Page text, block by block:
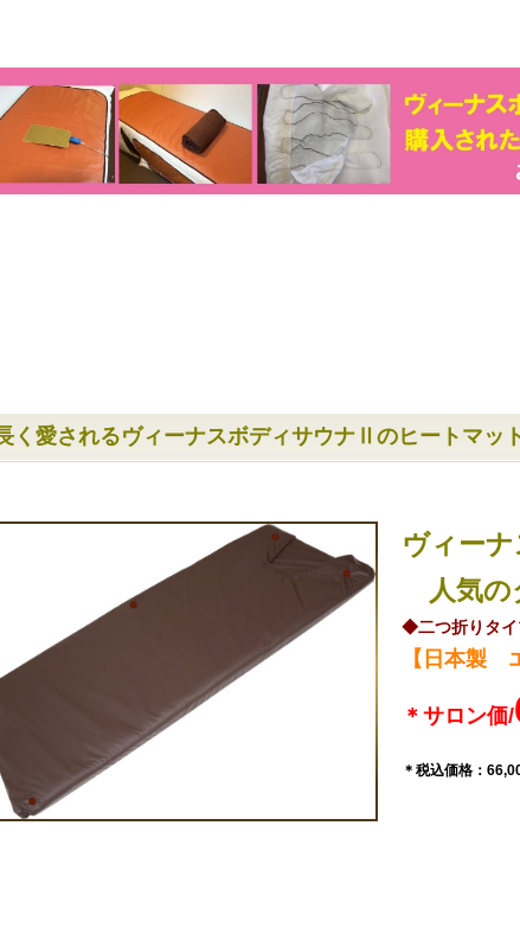
く愛されるヴィーナスボディサウナⅡのヒートマット
ヴィー
人気の
◆二つ折りタイ
【日本製
＊サロン価/
＊税込価格：